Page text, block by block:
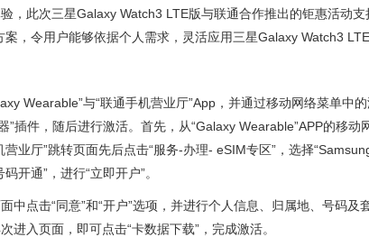
，此次三星Galaxy Watch3 LTE版与联通合作推出的钜惠活动
，令用户能够依据个人需求，灵活应用三星Galaxy Watch3 LTE
Wearable”与“联通手机营业厅”App，并通过移动网络菜单中
”插件，随后进行激活。首先，从“Galaxy Wearable”APP的移动
业厅”跳转页面先后点击“服务-办理- eSIM专区”，选择
开通”，进行“立即开户”。
中点击“同意”和“开户”选项，并进行个人信息、归属地、号码及
进入页面，即可点击“卡数据下载”，完成激活。